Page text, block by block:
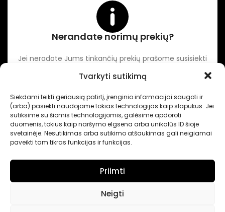
Tvarkyti sutikimą
Siekdami teikti geriausią patirtį, įrenginio informacijai saugoti ir
(arba) pasiekti naudojame tokias technologijas kaip slapukus. Jei
sutiksime su šiomis technologijomis, galėsime apdoroti
duomenis, tokius kaip naršymo elgsena arba unikalūs ID šioje
svetainėje. Nesutikimas arba sutikimo atšaukimas gali neigiamai
paveikti tam tikras funkcijas ir funkcijas.
Priimti
Neigti
Nerandate norimų prekių?
Jei neradote Jums tinkančių prekių prašome susisiekti
Intertechnika Sukurta pagal užsakymą - Dominykas Vitkauskas
Internetinių svetainių sprendimai